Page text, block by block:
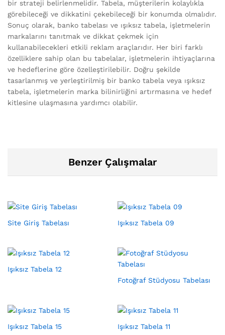
bir strateji belirlenmelidir. Tabela, müşterilerin kolaylıkla
görebileceği ve dikkatini çekebileceği bir konumda olmalıdır.
Sonuç olarak, banko tabelası ve ışıksız tabela, işletmelerin
markalarını tanıtmak ve dikkat çekmek için
kullanabilecekleri etkili reklam araçlarıdır. Her biri farklı
özelliklere sahip olan bu tabelalar, işletmelerin ihtiyaçlarına
ve hedeflerine göre özelleştirilebilir. Doğru şekilde
tasarlanmış ve yerleştirilmiş bir banko tabela veya ışıksız
tabela, işletmelerin marka bilinirliğini artırmasına ve hedef
kitlesine ulaşmasına yardımcı olabilir.
Benzer Çalışmalar
Site Giriş Tabelası Işıksız Tabela 09
Işıksız Tabela 12
Fotoğraf Stüdyosu Tabelası
Işıksız Tabela 15 Işıksız Tabela 11